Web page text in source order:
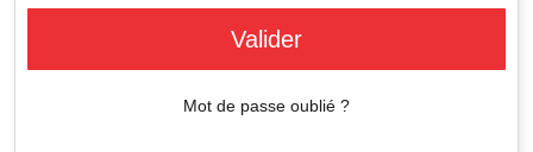
Valider
Mot de passe oublié ?